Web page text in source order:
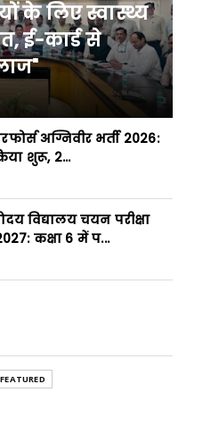
के लिए स्वास्थ्य
ई-कार्ड से
अग्निवीर भर्ती 2026:
शुरू, 2...
विद्यालय चयन परीक्षा
कक्षा 6 में प...
FEATURED